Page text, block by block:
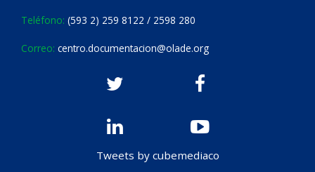
Teléfono: (593 2) 259 8122 / 2598 280
Correo: centro.documentacion@olade.org
Tweets by cubemediaco